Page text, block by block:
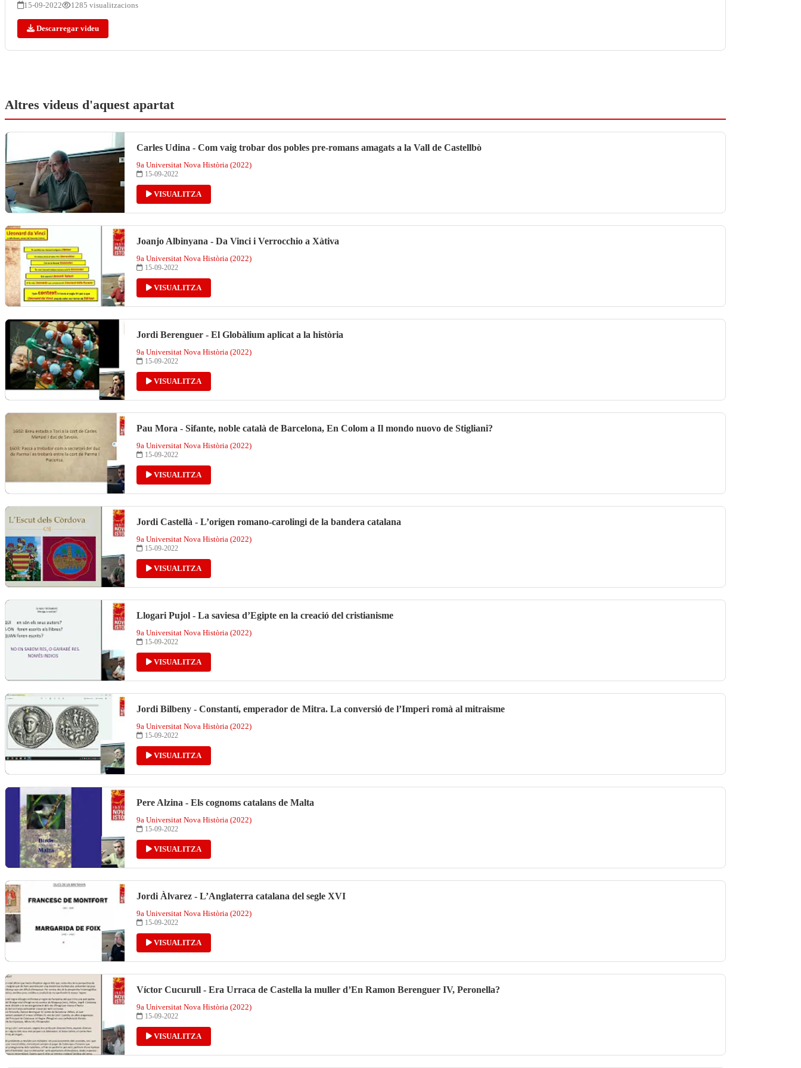
15-09-2022 1285 visualitzacions
Descarregar videu
Altres videus d'aquest apartat
Carles Udina - Com vaig trobar dos pobles pre-romans amagats a la Vall de Castellbò
9a Universitat Nova Història (2022)
15-09-2022
VISUALITZA
Joanjo Albinyana - Da Vinci i Verrocchio a Xàtiva
9a Universitat Nova Història (2022)
15-09-2022
VISUALITZA
Jordi Berenguer - El Globàlium aplicat a la història
9a Universitat Nova Història (2022)
15-09-2022
VISUALITZA
Pau Mora - Sifante, noble català de Barcelona, En Colom a Il mondo nuovo de Stigliani?
9a Universitat Nova Història (2022)
15-09-2022
VISUALITZA
Jordi Castellà - L’origen romano-carolingi de la bandera catalana
9a Universitat Nova Història (2022)
15-09-2022
VISUALITZA
Llogari Pujol - La saviesa d’Egipte en la creació del cristianisme
9a Universitat Nova Història (2022)
15-09-2022
VISUALITZA
Jordi Bilbeny - Constantí, emperador de Mitra. La conversió de l’Imperi romà al mitraisme
9a Universitat Nova Història (2022)
15-09-2022
VISUALITZA
Pere Alzina - Els cognoms catalans de Malta
9a Universitat Nova Història (2022)
15-09-2022
VISUALITZA
Jordi Àlvarez - L’Anglaterra catalana del segle XVI
9a Universitat Nova Història (2022)
15-09-2022
VISUALITZA
Víctor Cucurull - Era Urraca de Castella la muller d’En Ramon Berenguer IV, Peronella?
9a Universitat Nova Història (2022)
15-09-2022
VISUALITZA